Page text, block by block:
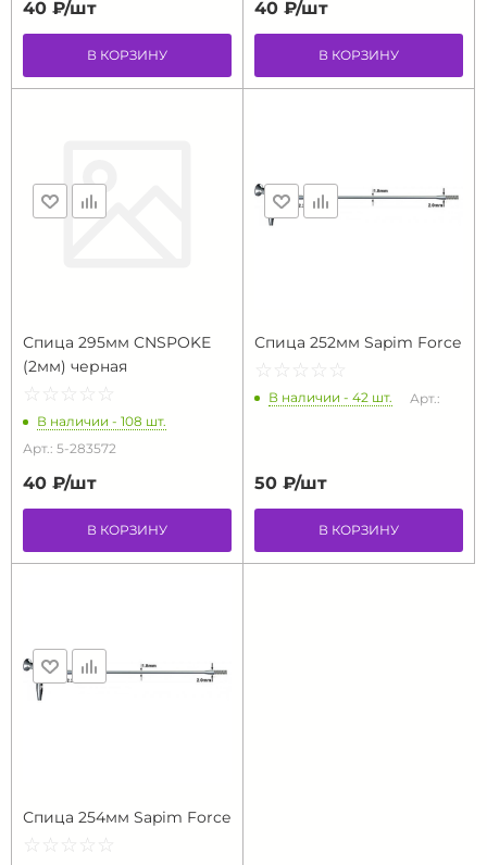
40 ₽/шт
В КОРЗИНУ
40 ₽/шт
В КОРЗИНУ
Спица 295мм CNSPOKE
(2мм) черная
☆ ☆ ☆ ☆ ☆
★ ★ ★ ★ ★
В наличии - 108 шт.
Арт.: 5-283572
40 ₽/шт
В КОРЗИНУ
Спица 252мм Sapim Force
☆ ☆ ☆ ☆ ☆
★ ★ ★ ★ ★
В наличии - 42 шт. Арт.:
50 ₽/шт
В КОРЗИНУ
Спица 254мм Sapim Force
☆ ☆ ☆ ☆ ☆
★ ★ ★ ★ ★